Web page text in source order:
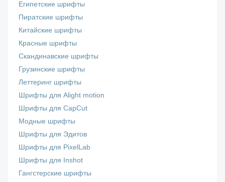
Египетские шрифты
Пиратские шрифты
Китайские шрифты
Красные шрифты
Скандинавские шрифты
Грузинские шрифты
Леттеринг шрифты
Шрифты для Alight motion
Шрифты для CapCut
Модные шрифты
Шрифты для Эдитов
Шрифты для PixelLab
Шрифты для Inshot
Гангстерские шрифты